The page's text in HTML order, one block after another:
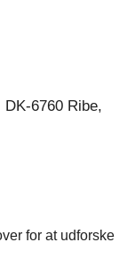
6760 Ribe,
for at udforske